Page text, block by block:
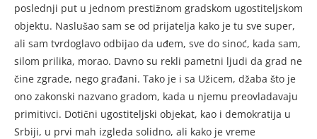
poslednji put u jednom prestižnom gradskom ugo­stiteljskom
objektu. Naslušao sam se od prijatelja kako je tu sve su­per,
ali sam tvrdoglavo odbijao da uđem, sve do sinoć, kada sam,
silom prilika, morao. Davno su rekli pametni ljudi da grad ne
či­ne zgrade, nego građani. Tako je i sa Užicem, džaba što je
ono zakon­ski nazvano gradom, kada u njemu preovladavaju
primitivci. Do­tični ugostiteljski objekat, kao i demokratija u
Srbiji, u prvi mah izgleda solidno, ali kako je vreme